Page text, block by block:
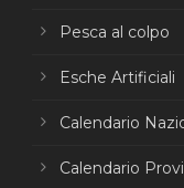
Pesca al colpo
Esche Artificiali
Calendario
Calendario